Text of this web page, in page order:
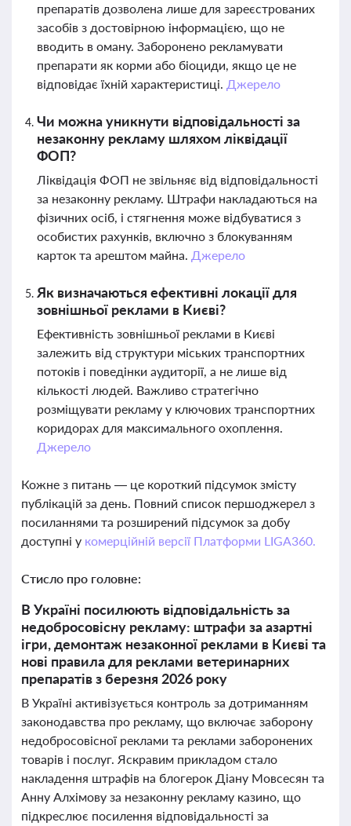
препаратів дозволена лише для зареєстрованих
засобів з достовірною інформацією, що не
вводить в оману. Заборонено рекламувати
препарати як корми або біоциди, якщо це не
відповідає їхній характеристиці. Джерело
Чи можна уникнути відповідальності за
незаконну рекламу шляхом ліквідації
ФОП?
Ліквідація ФОП не звільняє від відповідальності
за незаконну рекламу. Штрафи накладаються на
фізичних осіб, і стягнення може відбуватися з
особистих рахунків, включно з блокуванням
карток та арештом майна. Джерело
Як визначаються ефективні локації для
зовнішньої реклами в Києві?
Ефективність зовнішньої реклами в Києві
залежить від структури міських транспортних
потоків і поведінки аудиторії, а не лише від
кількості людей. Важливо стратегічно
розміщувати рекламу у ключових транспортних
коридорах для максимального охоплення.
Джерело
Кожне з питань — це короткий підсумок змісту
публікацій за день. Повний список першоджерел з
посиланнями та розширений підсумок за добу
доступні у комерційній версії Платформи LIGA360.
Стисло про головне:
В Україні посилюють відповідальність за
недобросовісну рекламу: штрафи за азартні
ігри, демонтаж незаконної реклами в Києві та
нові правила для реклами ветеринарних
препаратів з березня 2026 року
В Україні активізується контроль за дотриманням
законодавства про рекламу, що включає заборону
недобросовісної реклами та реклами заборонених
товарів і послуг. Яскравим прикладом стало
накладення штрафів на блогерок Діану Мовсесян та
Анну Алхімову за незаконну рекламу казино, що
підкреслює посилення відповідальності за